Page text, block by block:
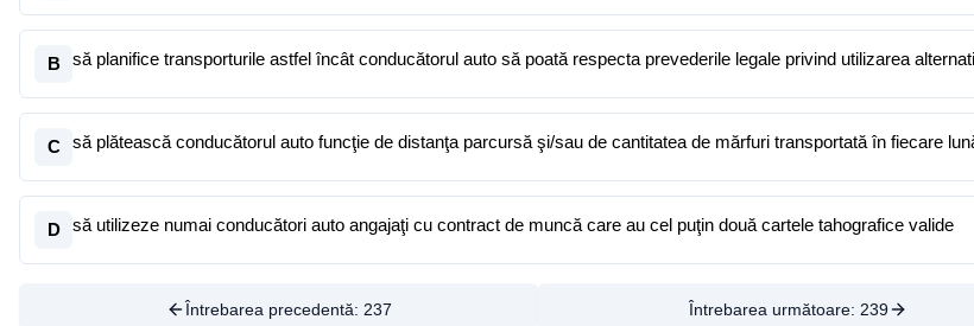
B să planifice transporturile astfel încât conducătorul auto să poată respecta prevederile legale privind utilizarea
C să plătească conducătorul auto funcţie de distanţa parcursă şi/sau de cantitatea de mărfuri transportată în fiecare
D să utilizeze numai conducători auto angajaţi cu contract de muncă care au cel puţin două cartele tahografice valide
Întrebarea precedentă: 237 Întrebarea următoare: 239